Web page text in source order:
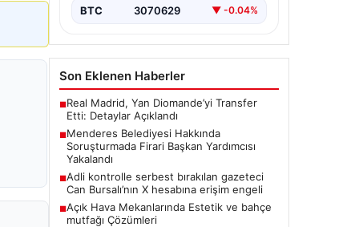
BTC 3070629 ▼ -0.04%
Son Eklenen Haberler
■Real Madrid, Yan Diomande’yi Transfer
Etti: Detaylar Açıklandı
■Menderes Belediyesi Hakkında
Soruşturmada Firari Başkan Yardımcısı
Yakalandı
■Adli kontrolle serbest bırakılan gazeteci
Can Bursalı’nın X hesabına erişim engeli
■Açık Hava Mekanlarında Estetik ve bahçe
mutfağı Çözümleri